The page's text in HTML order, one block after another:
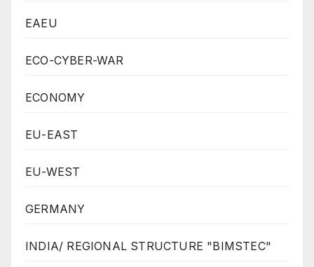
EAEU
ECO-CYBER-WAR
ECONOMY
EU-EAST
EU-WEST
GERMANY
INDIA/ REGIONAL STRUCTURE "BIMSTEC"